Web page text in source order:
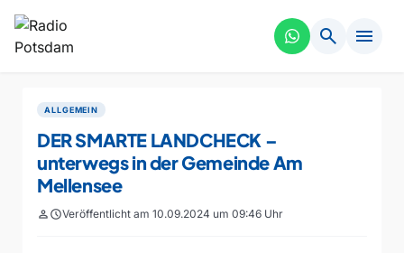
search menu
ALLGEMEIN
DER SMARTE LANDCHECK –
unterwegs in der Gemeinde Am
Mellensee
personscheduleVeröffentlicht am 10.09.2024 um 09:46 Uhr